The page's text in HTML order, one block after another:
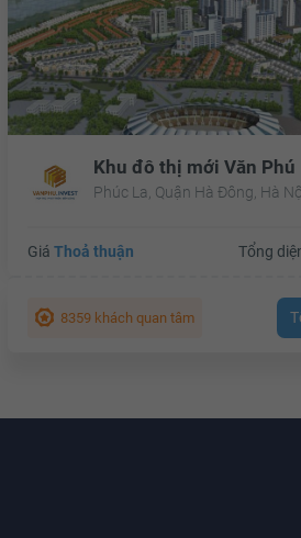
Khu đô thị mới Văn Phú
Phúc La, Quận Hà Đông, Hà
Giá Thoả thuận Tổng
8359 khách quan tâm